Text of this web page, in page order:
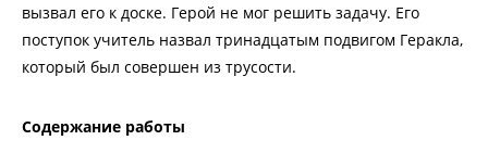
вызвал его к доске. Герой не мог решить задачу. Его
поступок учитель назвал тринадцатым подвигом Геракла,
который был совершен из трусости.
Содержание работы